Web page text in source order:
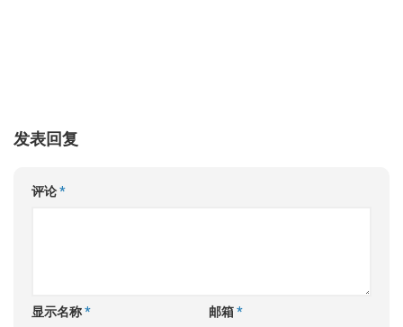
发表回复
评论*
显示名称* 邮箱*